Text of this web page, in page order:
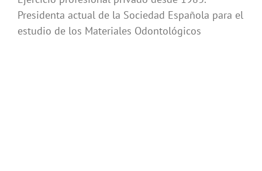
Presidenta actual de la Sociedad Española para el
estudio de los Materiales Odontológicos